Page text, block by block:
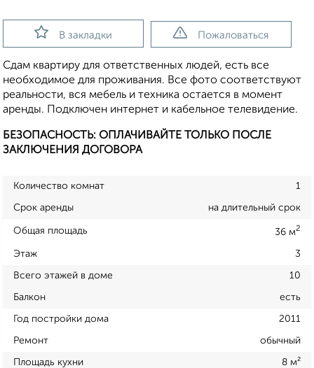
В закладки Пожаловаться
Сдам квартиру для ответственных людей, есть все
необходимое для проживания. Все фото соответствуют
реальности, вся мебель и техника остается в момент
аренды. Подключен интернет и кабельное телевидение.
БЕЗОПАСНОСТЬ: ОПЛАЧИВАЙТЕ ТОЛЬКО ПОСЛЕ
ЗАКЛЮЧЕНИЯ ДОГОВОРА
Количество комнат 1
Срок аренды на длительный срок
Общая площадь 36 м2
Этаж 3
Всего этажей в доме 10
Балкон есть
Год постройки дома 2011
Ремонт обычный
Площадь кухни 8 м²